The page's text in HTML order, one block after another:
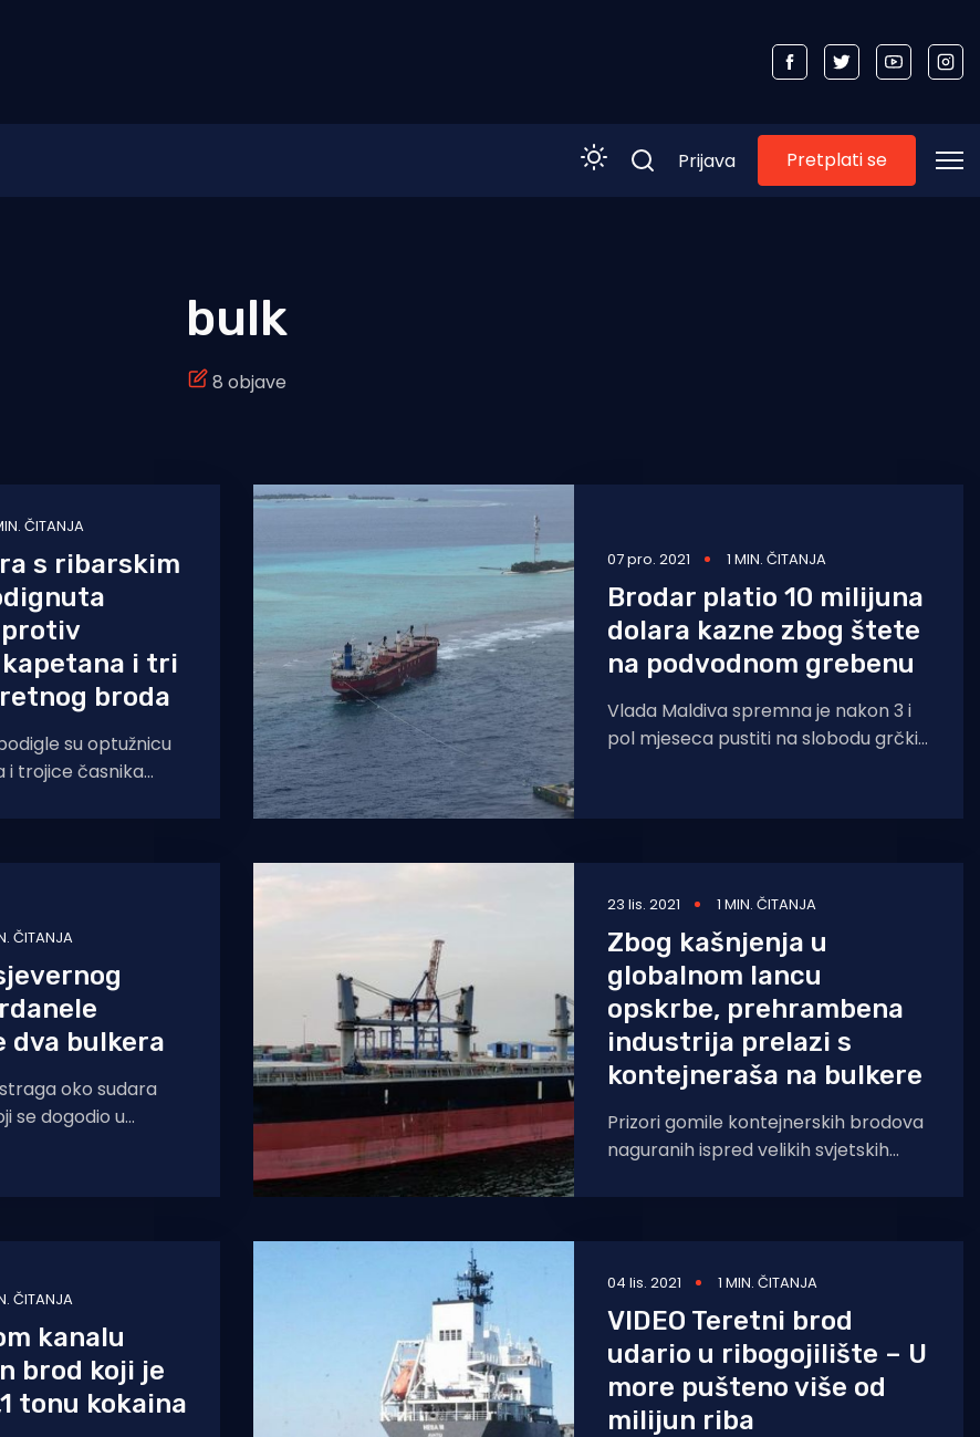
Prijava Pretplati se
bulk
8 objave
ČITANJA
s ribarskim
i tri
broda
su optužnicu
trojice časnika
07 pro. 2021 1 MIN. ČITANJA
Brodar platio 10 milijuna
dolara kazne zbog štete
na podvodnom grebenu
Vlada Maldiva spremna je nakon 3 i
pol mjeseca pustiti na slobodu grčki
ČITANJA
dva bulkera
oko sudara
se dogodio u
23 lis. 2021 1 MIN. ČITANJA
Zbog kašnjenja u
globalnom lancu
opskrbe, prehrambena
industrija prelazi s
kontejneraša na bulkere
Prizori gomile kontejnerskih brodova
naguranih ispred velikih svjetskih
globalnom lancu opskrbe navelo je
ČITANJA
kanalu
brod koji je
tonu kokaina
04 lis. 2021 1 MIN. ČITANJA
VIDEO Teretni brod
udario u ribogojilište – U
more pušteno više od
milijun riba